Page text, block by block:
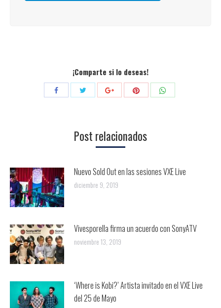
¡Comparte si lo deseas!
Compartir CompartirCompartirCompartir
Post relacionados
Nuevo Sold Out en las sesiones VXE Live
diciembre 9, 2019
Vivesporella firma un acuerdo con SonyATV
noviembre 13, 2019
‘Where is Kobi?’ Artista invitado en el VXE Live
del 25 de Mayo